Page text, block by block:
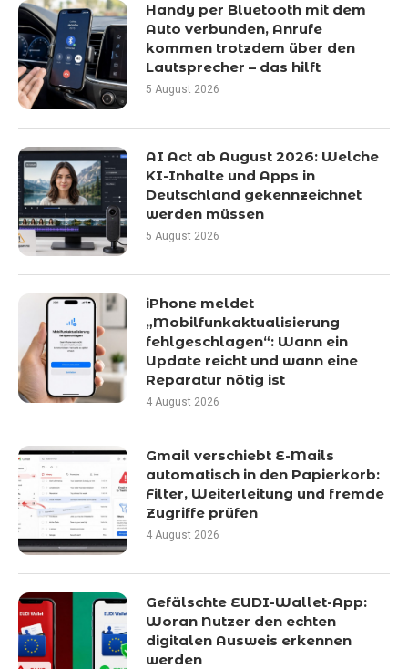
Handy per Bluetooth mit dem
Auto verbunden, Anrufe
kommen trotzdem über den
Lautsprecher – das hilft
5 August 2026
AI Act ab August 2026: Welche
KI-Inhalte und Apps in
Deutschland gekennzeichnet
werden müssen
5 August 2026
iPhone meldet
„Mobilfunkaktualisierung
fehlgeschlagen“: Wann ein
Update reicht und wann eine
Reparatur nötig ist
4 August 2026
Gmail verschiebt E-Mails
automatisch in den Papierkorb:
Filter, Weiterleitung und fremde
Zugriffe prüfen
4 August 2026
Gefälschte EUDI-Wallet-App:
Woran Nutzer den echten
digitalen Ausweis erkennen
werden